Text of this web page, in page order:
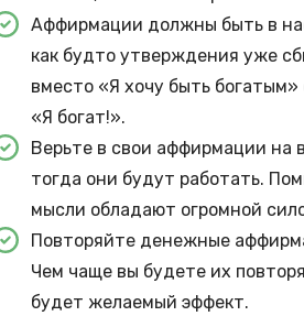
Аффирмации должны быть в
как будто утверждения уже
вместо «Я хочу быть богатым»
«Я богат!».
Верьте в свои аффирмации на
тогда они будут работать.
мысли обладают огромной
Повторяйте денежные
Чем чаще вы будете их
будет желаемый эффект.